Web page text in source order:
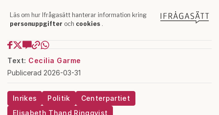
Text: Cecilia Garme
Publicerad 2026-03-31
Inrikes Politik
Centerpartiet
Elisabeth Thand Ringqvist